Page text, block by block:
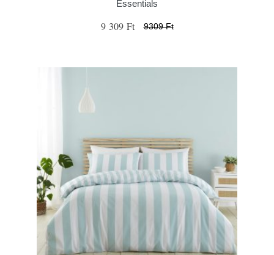
Essentials
9 309 Ft 9309 Ft